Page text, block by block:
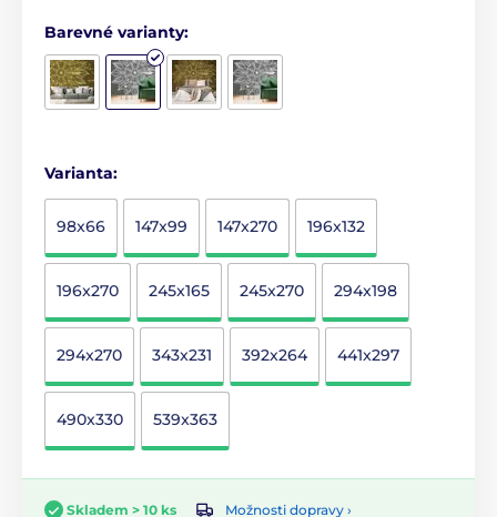
Barevné varianty:
Varianta:
98x66 147x99 147x270 196x132
196x270 245x165 245x270 294x198
294x270 343x231 392x264 441x297
490x330 539x363
Skladem > 10 ks Možnosti dopravy ›